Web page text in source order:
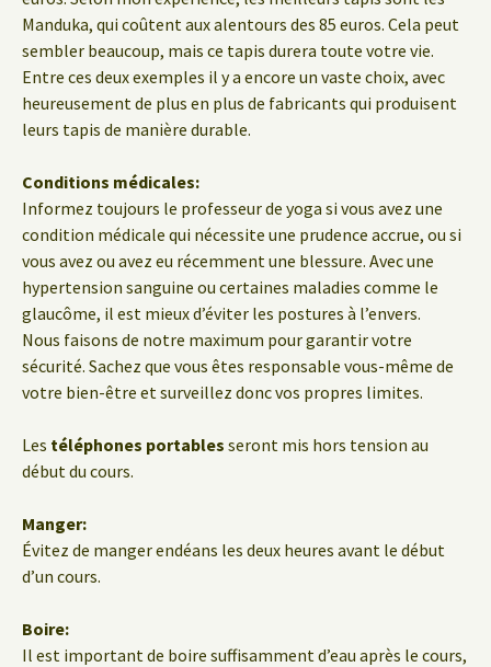
Manduka, qui coûtent aux alentours des 85 euros. Cela peut
sembler beaucoup, mais ce tapis durera toute votre vie.
Entre ces deux exemples il y a encore un vaste choix, avec
heureusement de plus en plus de fabricants qui produisent
leurs tapis de manière durable.
Conditions médicales:
Informez toujours le professeur de yoga si vous avez une
condition médicale qui nécessite une prudence accrue, ou si
vous avez ou avez eu récemment une blessure. Avec une
hypertension sanguine ou certaines maladies comme le
glaucôme, il est mieux d’éviter les postures à l’envers.
Nous faisons de notre maximum pour garantir votre
sécurité. Sachez que vous êtes responsable vous-même de
votre bien-être et surveillez donc vos propres limites.
Les téléphones portables seront mis hors tension au
début du cours.
Manger:
Évitez de manger endéans les deux heures avant le début
d’un cours.
Boire:
Il est important de boire suffisamment d’eau après le cours,